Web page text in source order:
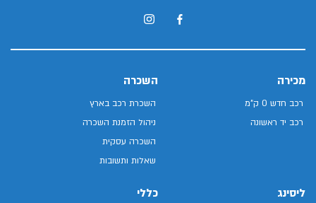
מכירה
רכב חדש 0 ק"מ
רכב יד ראשונה
השכרה
השכרת רכב בארץ
ניהול הזמנת השכרה
השכרה עסקית
שאלות ותשובות
ליסינג כללי